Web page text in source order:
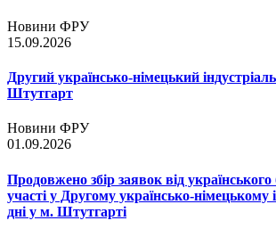
Новини ФРУ
15.09.2026
Другий українсько-німецький
Штутгарт
Новини ФРУ
01.09.2026
Продовжено збір заявок від українського
участі у Другому українсько-німецькому
дні у м. Штутгарті